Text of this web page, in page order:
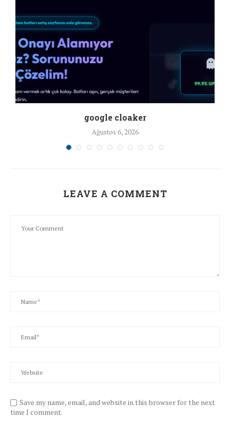
google cloaker
Ağustos 6, 2026
LEAVE A COMMENT
Save my name, email, and website in this browser for the next
time I comment.